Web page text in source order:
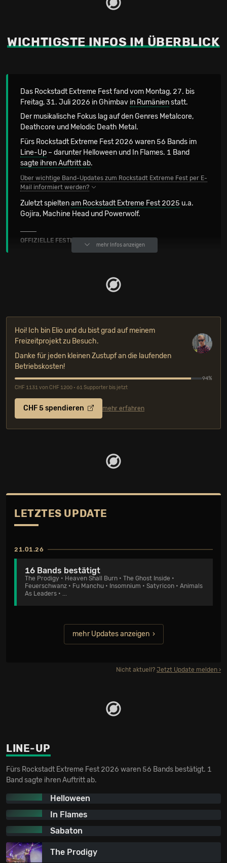
WICHTIGSTE INFOS IM ÜBERBLICK
Das Rockstadt Extreme Fest fand vom Montag, 27. bis
Freitag, 31. Juli 2026 in Ghimbav in Rumänienstatt.
Der musikalische Fokus lag auf den Genres Metalcore,
Deathcore und Melodic Death Metal.
Fürs Rockstadt Extreme Fest 2026 waren 56 Bands im
Line-Up – darunter Helloween und In Flames. 1 Band
sagte ihren Auftritt ab.
Über wichtige Band-Updates zum Rockstadt Extreme Fest per E-
Mail informiert werden?
Zuletzt spieltenam Rockstadt Extreme Fest 2025 u.a.
Gojira, Machine Head und Powerwolf.
OFFIZIELLE FESTIVALKANÄLE
mehr Infos anzeigen
Hoi! Ich bin Elio und du bist grad auf meinem
Freizeitprojekt zu Besuch.
Danke für jeden kleinen Zustupf an die laufenden
Betriebskosten!
94%
CHF 1131 von CHF 1200 • 61 Supporter bis jetzt
CHF 5 spendieren mehr erfahren
LETZTES UPDATE
21.01.26
16 Bands bestätigt
The Prodigy • Heaven Shall Burn • The Ghost Inside •
Feuerschwanz • Fu Manchu • Insomnium • Satyricon • Animals
As Leaders • ...
mehr Updates anzeigen
Nicht aktuell? Jetzt Update melden
LINE-UP
Fürs Rockstadt Extreme Fest 2026 waren 56 Bands bestätigt. 1
Band sagte ihren Auftritt ab.
Helloween
In Flames
Sabaton
The Prodigy